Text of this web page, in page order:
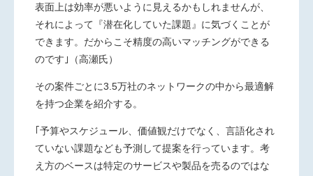
表面上は効率が悪いように見えるかもしれませんが、
それによって『潜在化していた課題』に気づくことが
できます。だからこそ精度の高いマッチングができる
のです｣（高瀬氏）
その案件ごとに3.5万社のネットワークの中から最適解
を持つ企業を紹介する。
｢予算やスケジュール、価値観だけでなく、言語化され
ていない課題なども予測して提案を行っています。考
え方のベースは特定のサービスや製品を売るのではな